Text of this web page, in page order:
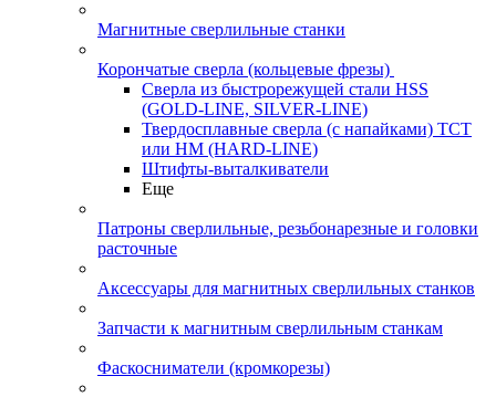
Магнитные сверлильные станки
Корончатые сверла (кольцевые фрезы)
Сверла из быстрорежущей стали HSS
(GOLD-LINE, SILVER-LINE)
Твердосплавные сверла (с напайками) ТСТ
или HM (HARD-LINE)
Штифты-выталкиватели
Еще
Патроны сверлильные, резьбонарезные и головки
расточные
Аксессуары для магнитных сверлильных станков
Запчасти к магнитным сверлильным станкам
Фаскосниматели (кромкорезы)